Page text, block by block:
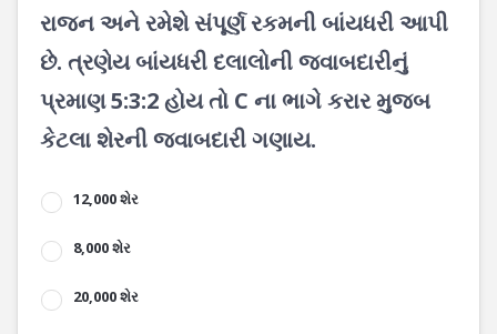
રાજન અને રમેશે સંપૂર્ણ રકમની બાંયધરી આપી
છે. ત્રણેય બાંયધરી દલાલોની જવાબદારીનું
પ્રમાણ 5:3:2 હોય તો C ના ભાગે કરાર મુજબ
કેટલા શેરની જવાબદારી ગણાય.
12,000 શેર
8,000 શેર
20,000 શેર